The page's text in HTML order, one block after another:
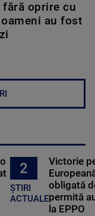
fără oprire cu
au fost
2
ȘTIRI
ACTUALE
Victorie
obligată
permită
la EPPO